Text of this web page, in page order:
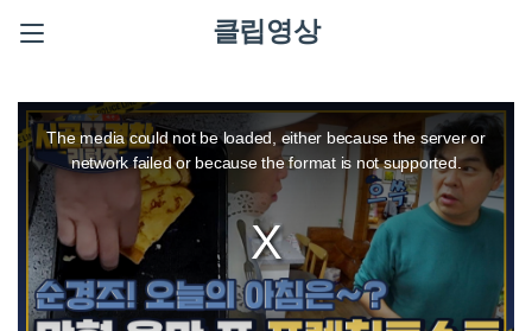
클립영상
a
modal
window.
The media could not be loaded, either because the server or
network failed or because the format is not supported.